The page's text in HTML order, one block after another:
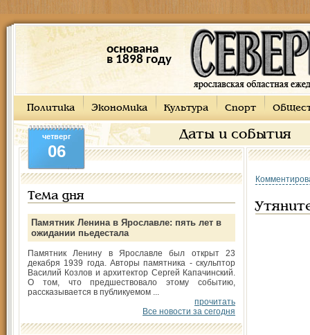
основана
в 1898 году
Политика Экономика Культура Спорт
Даты и события
четверг
06
Тема дня
Памятник Ленина в Ярославле: пять лет в
ожидании пьедестала
Памятник Ленину в Ярославле был открыт 23
декабря 1939 года. Авторы памятника - скульптор
Василий Козлов и архитектор Сергей Капачинский.
О том, что предшествовало этому событию,
рассказывается в публикуемом ...
прочитать
Все новости за сегодня